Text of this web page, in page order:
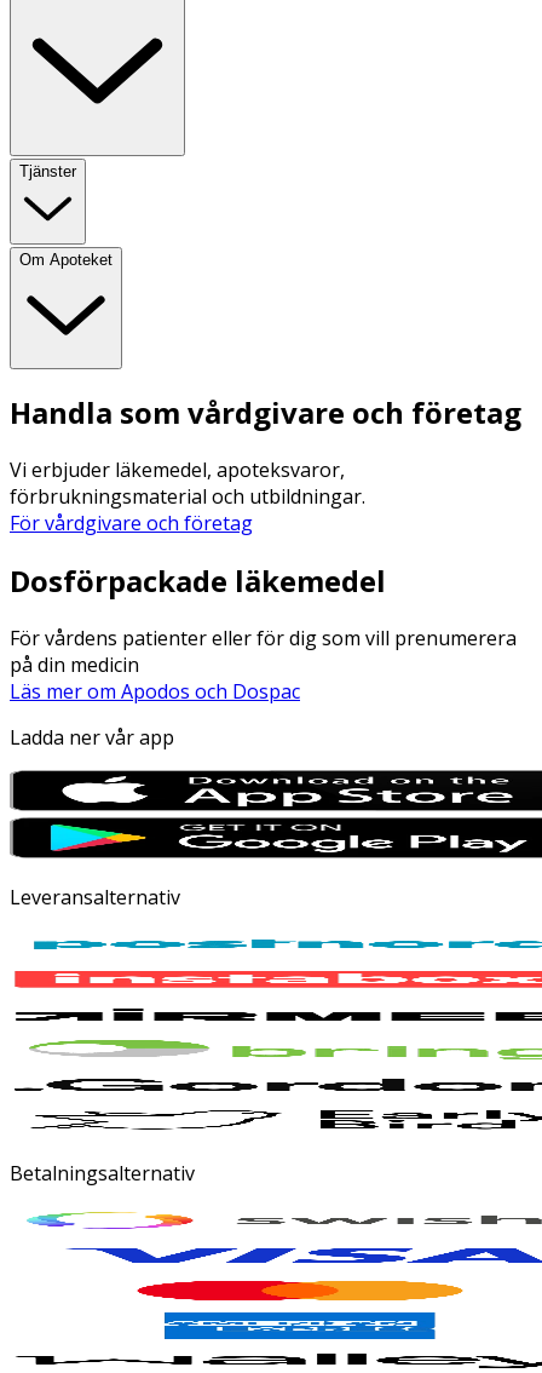
Tjänster
Om Apoteket
Handla som vårdgivare och företag
Vi erbjuder läkemedel, apoteksvaror,
förbrukningsmaterial och utbildningar.
För vårdgivare och företag
Dosförpackade läkemedel
För vårdens patienter eller för dig som vill prenumerera
på din medicin
Läs mer om Apodos och Dospac
Ladda ner vår app
Leveransalternativ
Betalningsalternativ